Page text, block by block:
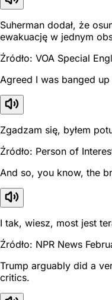
Suherman dodał, że
ewakuację w jednym
Źródło: VOA Special
Agreed I was banged
Zgadzam się, byłem
Źródło: Person of
And so, you know, the
I tak, wiesz, most jest
Źródło: NPR News
Trump arguably did a
critics.